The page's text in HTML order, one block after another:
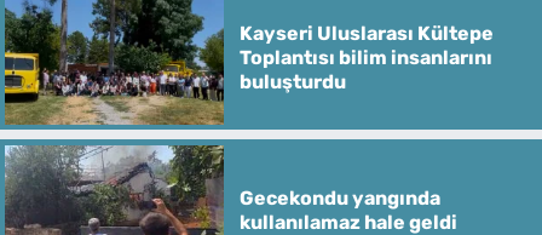
Kayseri Uluslarası Kültepe
Toplantısı bilim insanlarını
buluşturdu
Gecekondu yangında
kullanılamaz hale geldi